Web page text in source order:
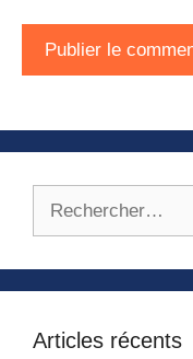
Articles récents